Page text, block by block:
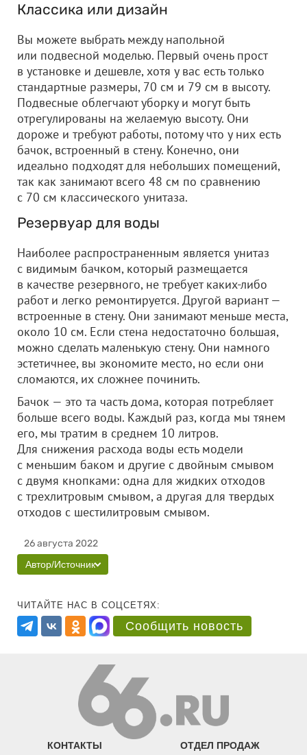
Классика или дизайн
Вы можете выбрать между напольной
или подвесной моделью. Первый очень прост
в установке и дешевле, хотя у вас есть только
стандартные размеры, 70 см и 79 см в высоту.
Подвесные облегчают уборку и могут быть
отрегулированы на желаемую высоту. Они
дороже и требуют работы, потому что у них есть
бачок, встроенный в стену. Конечно, они
идеально подходят для небольших помещений,
так как занимают всего 48 см по сравнению
с 70 см классического унитаза.
Резервуар для воды
Наиболее распространенным является унитаз
с видимым бачком, который размещается
в качестве резервного, не требует каких-либо
работ и легко ремонтируется. Другой вариант —
встроенные в стену. Они занимают меньше места,
около 10 см. Если стена недостаточно большая,
можно сделать маленькую стену. Они намного
эстетичнее, вы экономите место, но если они
сломаются, их сложнее починить.
Бачок — это та часть дома, которая потребляет
больше всего воды. Каждый раз, когда мы тянем
его, мы тратим в среднем 10 литров.
Для снижения расхода воды есть модели
с меньшим баком и другие с двойным смывом
с двумя кнопками: одна для жидких отходов
с трехлитровым смывом, а другая для твердых
отходов с шестилитровым смывом.
26 августа 2022
Автор/Источник
ЧИТАЙТЕ НАС В СОЦСЕТЯХ:
Сообщить новость
КОНТАКТЫ ОТДЕЛ ПРОДАЖ